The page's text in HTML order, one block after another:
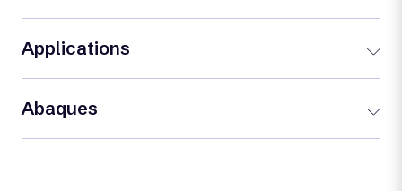
Applications
Abaques